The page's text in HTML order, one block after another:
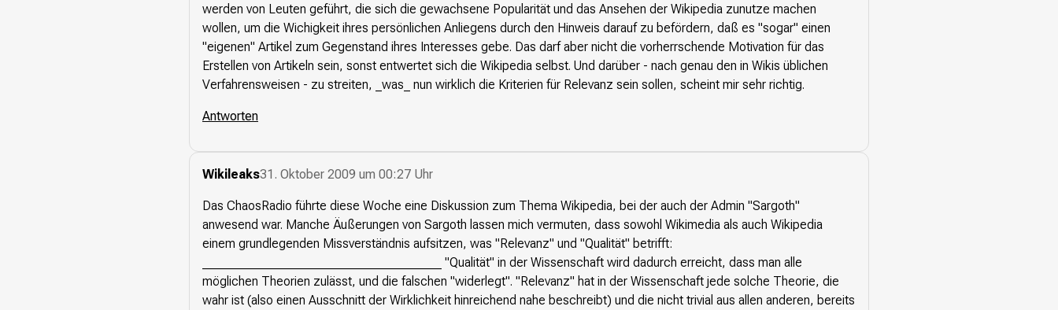
werden von Leuten geführt, die sich die gewachsene Popularität und das Ansehen der Wikipedia zunutze machen
wollen, um die Wichigkeit ihres persönlichen Anliegens durch den Hinweis darauf zu befördern, daß es "sogar" einen
"eigenen" Artikel zum Gegenstand ihres Interesses gebe. Das darf aber nicht die vorherrschende Motivation für das
Erstellen von Artikeln sein, sonst entwertet sich die Wikipedia selbst. Und darüber - nach genau den in Wikis üblichen
Verfahrensweisen - zu streiten, _was_ nun wirklich die Kriterien für Relevanz sein sollen, scheint mir sehr richtig.
Antworten
Wikileaks31. Oktober 2009 um 00:27 Uhr
Das ChaosRadio führte diese Woche eine Diskussion zum Thema Wikipedia, bei der auch der Admin "Sargoth"
anwesend war. Manche Äußerungen von Sargoth lassen mich vermuten, dass sowohl Wikimedia als auch Wikipedia
einem grundlegenden Missverständnis aufsitzen, was "Relevanz" und "Qualität" betrifft:
______________________________________ "Qualität" in der Wissenschaft wird dadurch erreicht, dass man alle
möglichen Theorien zulässt, und die falschen "widerlegt". "Relevanz" hat in der Wissenschaft jede solche Theorie, die
wahr ist (also einen Ausschnitt der Wirklichkeit hinreichend nahe beschreibt) und die nicht trivial aus allen anderen, bereits